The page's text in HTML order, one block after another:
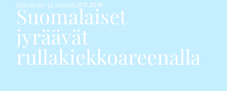
Eläminen ja lomailu9.11.2016
Suomalaiset
jyräävät
rullakiekkoareenalla